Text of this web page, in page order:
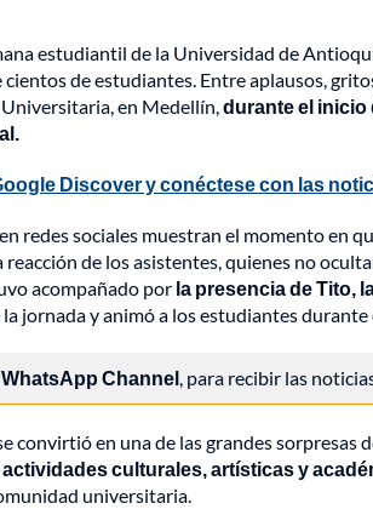
estudiantil de la Universidad de
cientos de estudiantes. Entre aplausos,
en Medellín,durante el inicio
Discover y conéctese con las
redes sociales muestran el momento en
reacción de los asistentes, quienes no
acompañado por la presencia de Tito,
jornada y animó a los estudiantes durante
WhatsApp Channel, para recibir las
convirtió en una de las grandes
culturales, artísticas y
universitaria.